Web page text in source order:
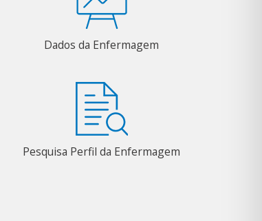
Dados da Enfermagem
Pesquisa Perfil da Enfermagem